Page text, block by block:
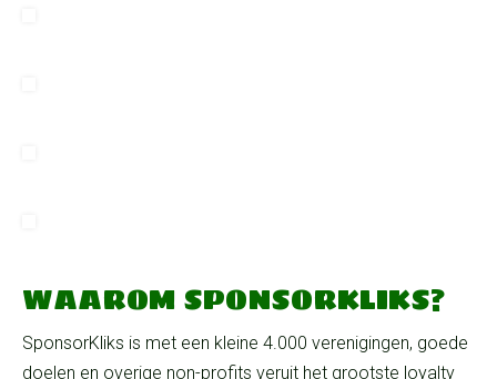
WAAROM SPONSORKLIKS?
SponsorKliks is met een kleine 4.000 verenigingen, goede
doelen en overige non-profits veruit het grootste loyalty